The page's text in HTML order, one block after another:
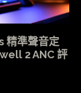
精準聲音定
2 ANC 評